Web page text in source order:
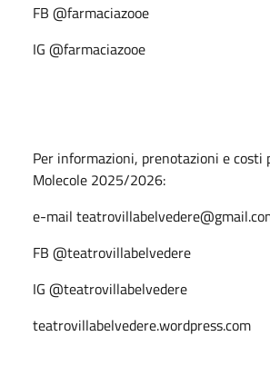
FB @farmaciazooe
IG @farmaciazooe
Per informazioni, prenotazioni e costi
Molecole 2025/2026:
e-mail
FB @teatrovillabelvedere
IG @teatrovillabelvedere
teatrovillabelvedere.wordpress.com